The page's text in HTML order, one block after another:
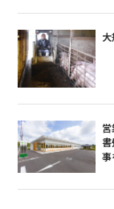
事